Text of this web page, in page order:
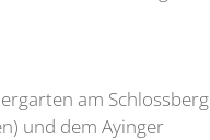
am Schlossberg
und dem Ayinger